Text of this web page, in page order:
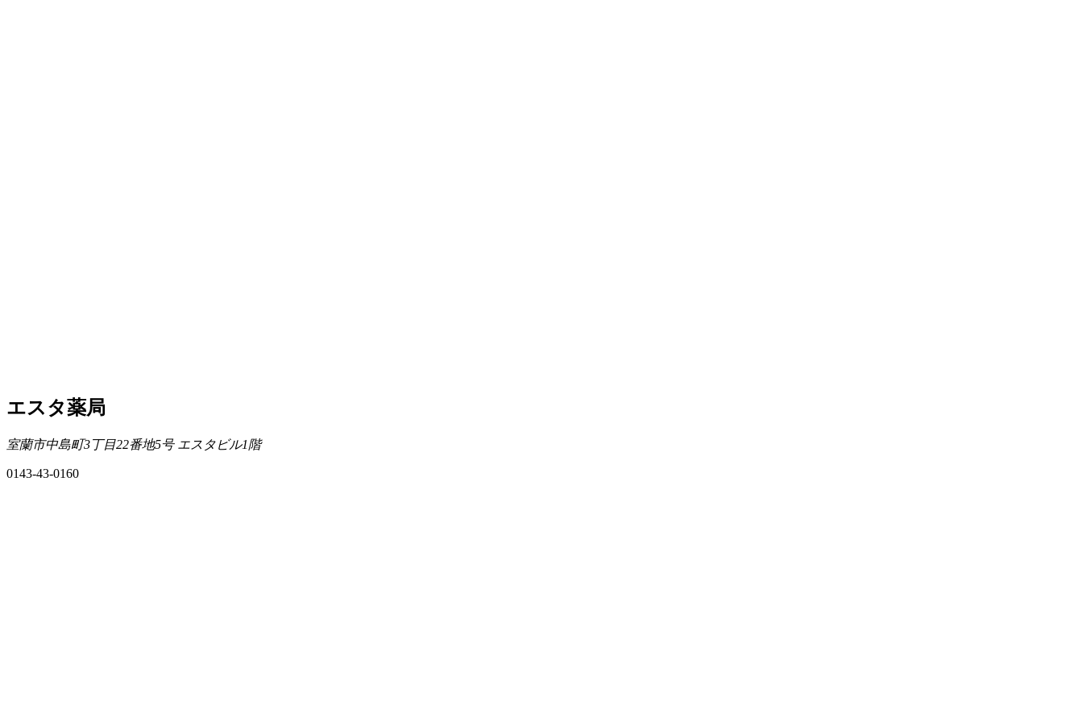
エスタ薬局
室蘭市中島町3丁目22番地5号 エスタビル1階
0143-43-0160